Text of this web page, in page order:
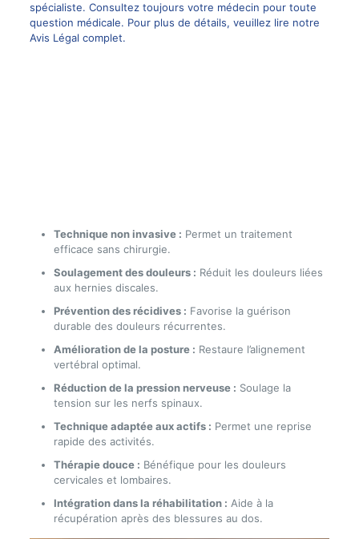
spécialiste. Consultez toujours votre médecin pour toute
question médicale. Pour plus de détails, veuillez lire notre
Avis Légal complet.
Technique non invasive : Permet un traitement
efficace sans chirurgie.
Soulagement des douleurs : Réduit les douleurs liées
aux hernies discales.
Prévention des récidives : Favorise la guérison
durable des douleurs récurrentes.
Amélioration de la posture : Restaure l’alignement
vertébral optimal.
Réduction de la pression nerveuse : Soulage la
tension sur les nerfs spinaux.
Technique adaptée aux actifs : Permet une reprise
rapide des activités.
Thérapie douce : Bénéfique pour les douleurs
cervicales et lombaires.
Intégration dans la réhabilitation : Aide à la
récupération après des blessures au dos.